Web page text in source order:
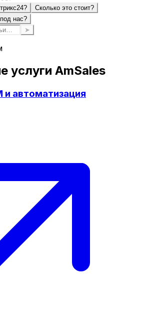
Сколько это стоит?
нас?
➤
услуги AmSales
и автоматизация